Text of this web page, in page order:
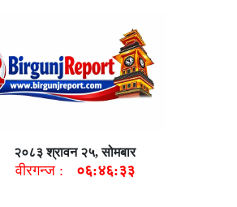
२०८३ श्रावन २५, सोमबार
वीरगन्ज : ०६:४६:३४